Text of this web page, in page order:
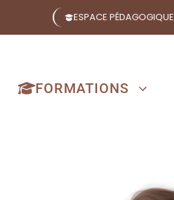
ESPACE PÉDAGOGIQUE
FORMATIONS